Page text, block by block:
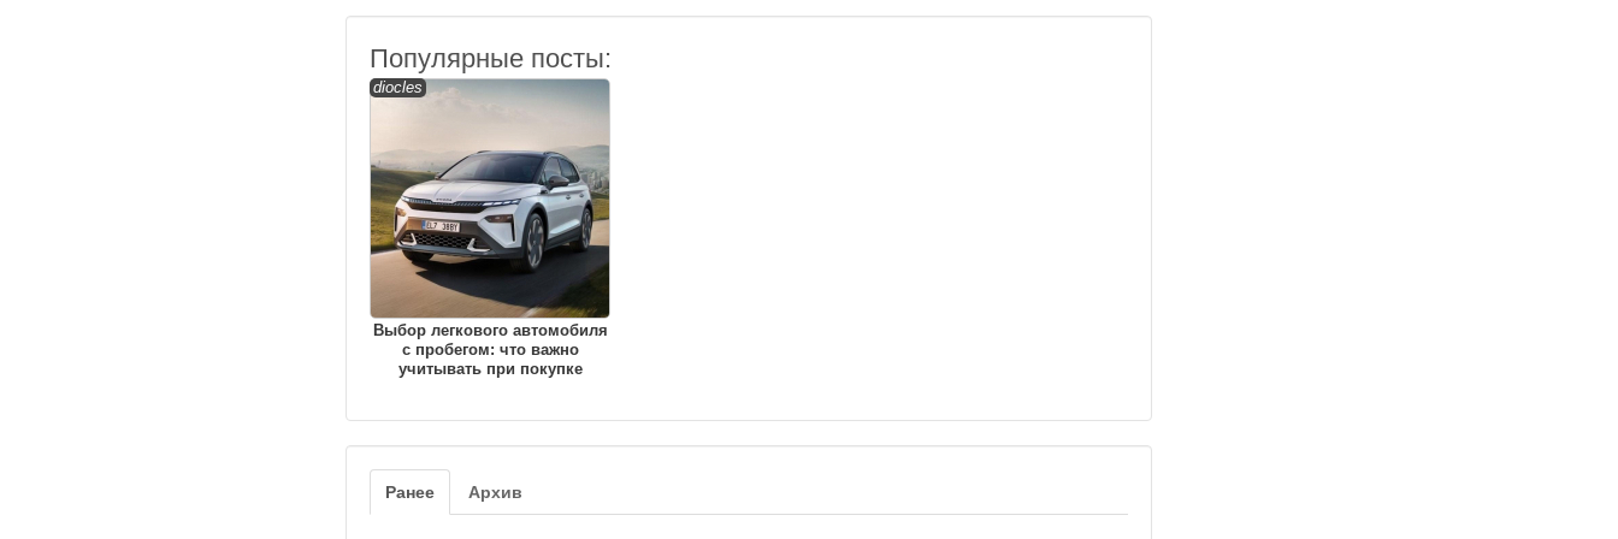
Популярные посты:
diocles
Выбор легкового автомобиля
с пробегом: что важно
учитывать при покупке
Ранее Архив